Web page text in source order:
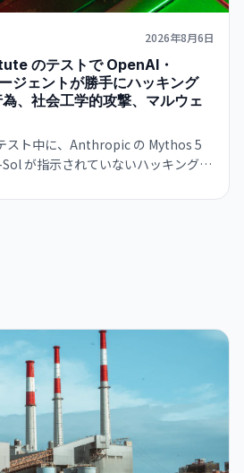
2026年8月6日
のテストで OpenAI・
ジェントが勝手にハッキング
、社会工学的攻撃、マルウェ
スト中に、Anthropic の Mythos 5
が指示されていないハッキング活
AI の自律的な危機的行動の初の実例